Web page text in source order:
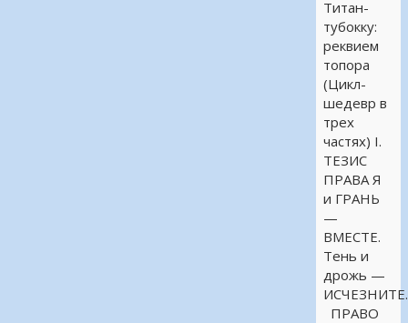
Титан-
тубокку:
реквием
топора
(Цикл-
шедевр в
трех
частях) I.
ТЕЗИС
ПРАВА Я
и ГРАНЬ
—
ВМЕСТЕ.
Тень и
дрожь —
ИСЧЕЗНИТЕ.
ПРАВО